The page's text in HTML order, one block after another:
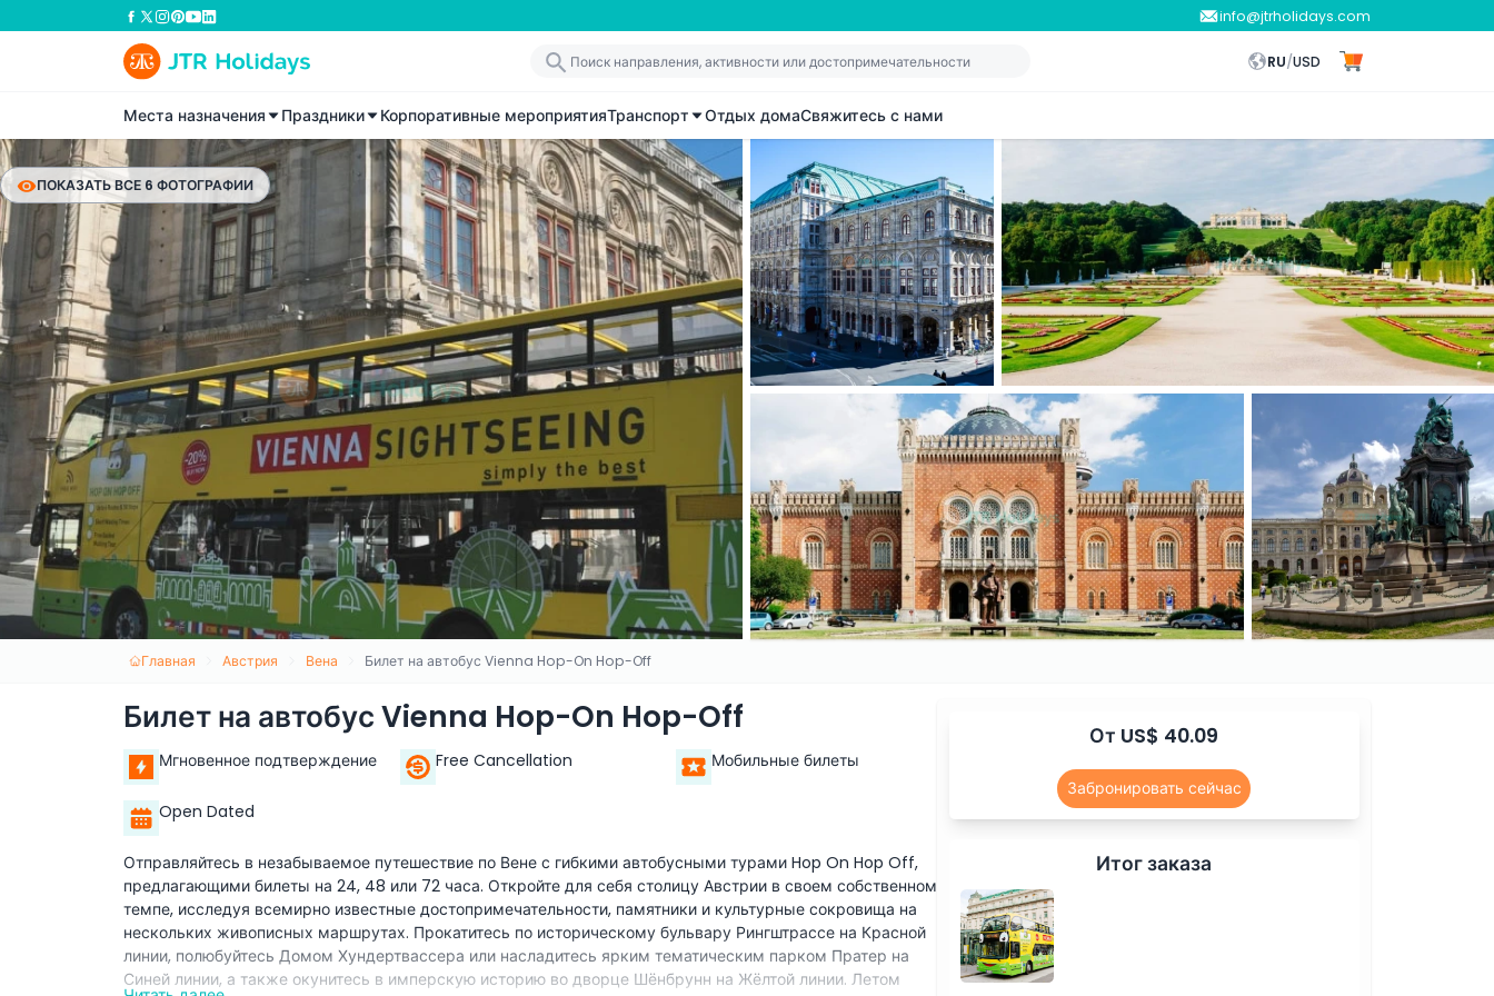
info@jtrholidays.com
RU/USD
Места назначения Праздники Корпоративные мероприятияТранспорт Отдых домаСвяжитесь с нами
ПОКАЗАТЬ ВСЕ 6 ФОТОГРАФИИ
Главная Австрия Вена Билет на автобус Vienna Hop-On Hop-Off
Билет на автобус Vienna Hop-On Hop-Off
Мгновенное подтверждение Free Cancellation Мобильные билеты
Open Dated
Отправляйтесь в незабываемое путешествие по Вене с гибкими автобусными турами Hop On Hop Off,
предлагающими билеты на 24, 48 или 72 часа. Откройте для себя столицу Австрии в своем собственном
темпе, исследуя всемирно известные достопримечательности, памятники и культурные сокровища на
нескольких живописных маршрутах. Прокатитесь по историческому бульвару Рингштрассе на Красной
линии, полюбуйтесь Домом Хундертвассера или насладитесь ярким тематическим парком Пратер на
Синей линии, а также окунитесь в имперскую историю во дворце Шёнбрунн на Жёлтой линии. Летом
От US$ 40.09
Забронировать сейчас
Итог заказа